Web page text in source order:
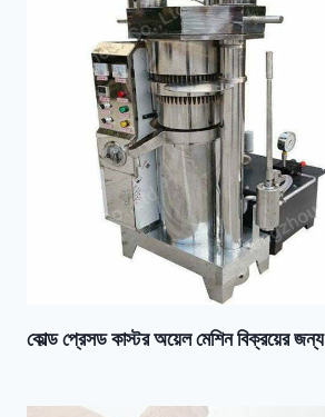
কোল্ড প্রেসড কাস্টর অয়েল মেশিন বিক্রয়ের জন্য